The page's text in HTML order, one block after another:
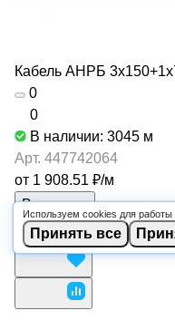
Кабель АНРБ
0
0
В наличии: 3045 м
Арт. 447742064
от 1 908.51 ₽/м
В корзину
Используем cookies для работы
Принять все